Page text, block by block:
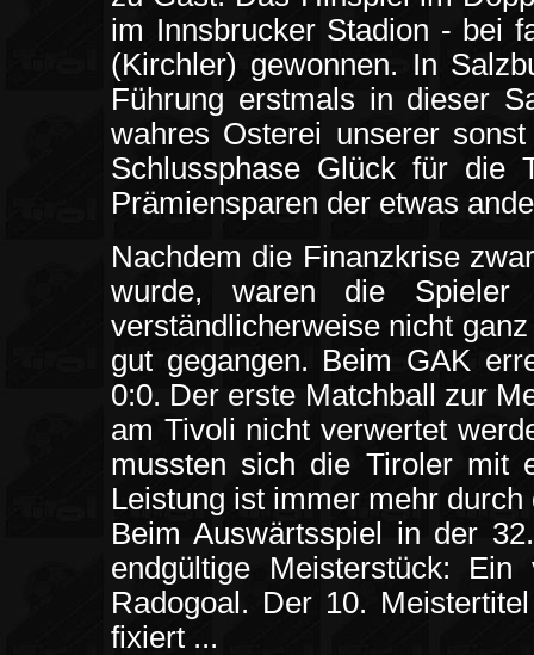
im Innsbrucker Stadion - bei
(Kirchler) gewonnen. In
Führung erstmals in dieser
wahres Osterei unserer
Schlussphase Glück für die
Prämiensparen der etwas
Nachdem die Finanzkrise
wurde, waren die Spieler
verständlicherweise nicht
gut gegangen. Beim GAK
0:0. Der erste Matchball zur
am Tivoli nicht verwertet
mussten sich die Tiroler mit
Leistung ist immer mehr
Beim Auswärtsspiel in der
endgültige Meisterstück:
Radogoal. Der 10.
fixiert ...